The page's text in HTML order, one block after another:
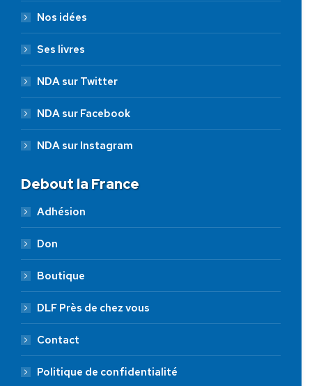
Nos idées
Ses livres
NDA sur Twitter
NDA sur Facebook
NDA sur Instagram
Debout la France
Adhésion
Don
Boutique
DLF Près de chez vous
Contact
Politique de confidentialité